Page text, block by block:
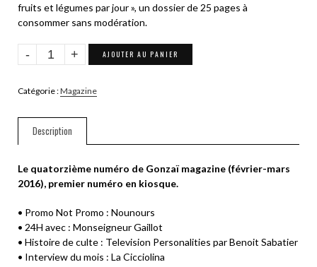
fruits et légumes par jour », un dossier de 25 pages à
consommer sans modération.
quantité
de
N°14
AJOUTER AU PANIER
Catégorie :Magazine
Description
Le quatorzième numéro de Gonzaï magazine (février-mars
2016), premier numéro en kiosque.
• Promo Not Promo : Nounours
• 24H avec : Monseigneur Gaillot
• Histoire de culte : Television Personalities par Benoit Sabatier
• Interview du mois : La Cicciolina